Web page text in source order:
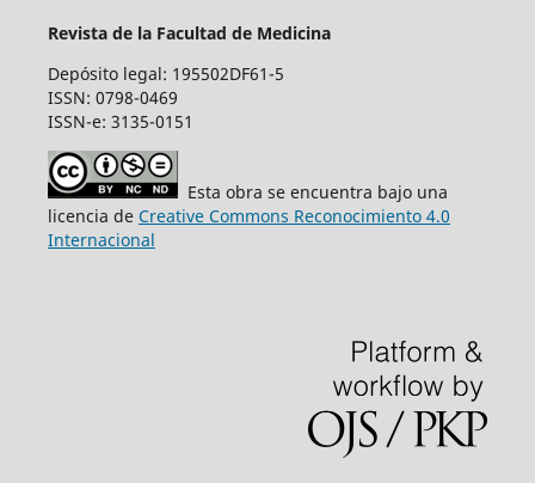
Revista de la Facultad de Medicina
Depósito legal: 195502DF61-5
ISSN: 0798-0469
ISSN-e: 3135-0151
Esta obra se encuentra bajo una
licencia de Creative Commons Reconocimiento 4.0
Internacional